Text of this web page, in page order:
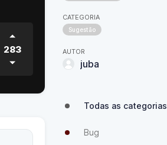
283
CATEGORIA
Sugestão
AUTOR
juba
Todas as categorias
Bug